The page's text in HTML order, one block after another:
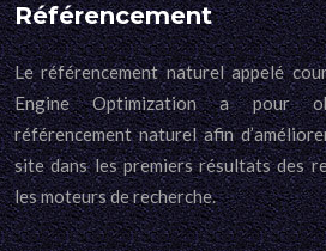
Référencement
Le référencement naturel appelé
Engine Optimization a pour
référencement naturel afin
site dans les premiers résultats des
les moteurs de recherche.